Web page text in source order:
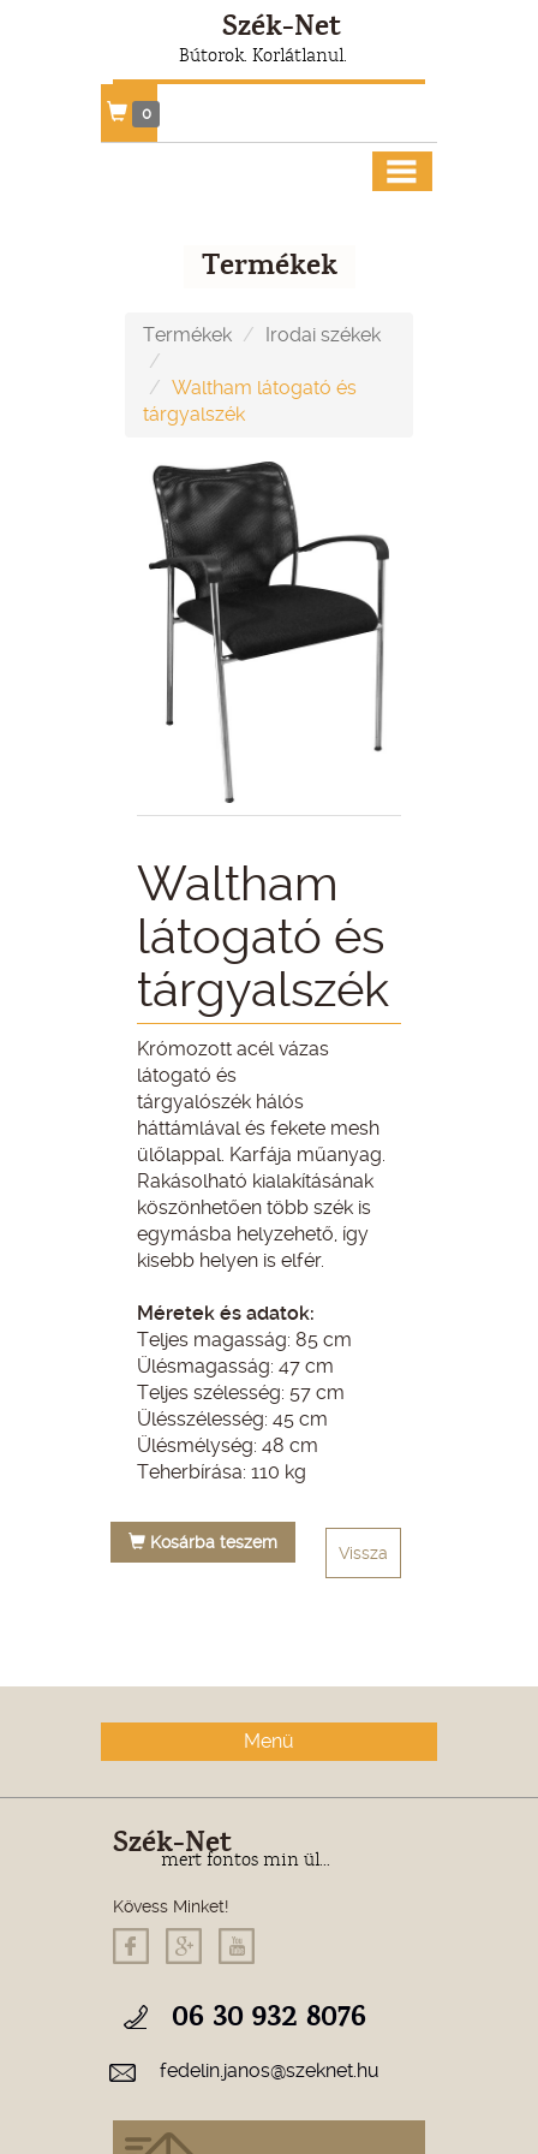
Szék-Net
Bútorok. Korlátlanul.
0
Termékek
Termékek Irodai székek
Waltham látogató és
tárgyalszék
Waltham
látogató és
tárgyalszék
Krómozott acél vázas
látogató és
tárgyalószék hálós
háttámlával és fekete mesh
ülőlappal. Karfája műanyag.
Rakásolható kialakításának
köszönhetően több szék is
egymásba helyzehető, így
kisebb helyen is elfér.
Méretek és adatok:
Teljes magasság: 85 cm
Ülésmagasság: 47 cm
Teljes szélesség: 57 cm
Ülésszélesség: 45 cm
Ülésmélység: 48 cm
Teherbírása: 110 kg
Kosárba teszem
Vissza
Menü
Szék-Net
mert fontos min ül...
Kövess Minket!
06 30 932 8076
fedelin.janos@szeknet.hu